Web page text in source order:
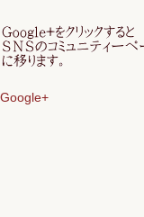
Google+